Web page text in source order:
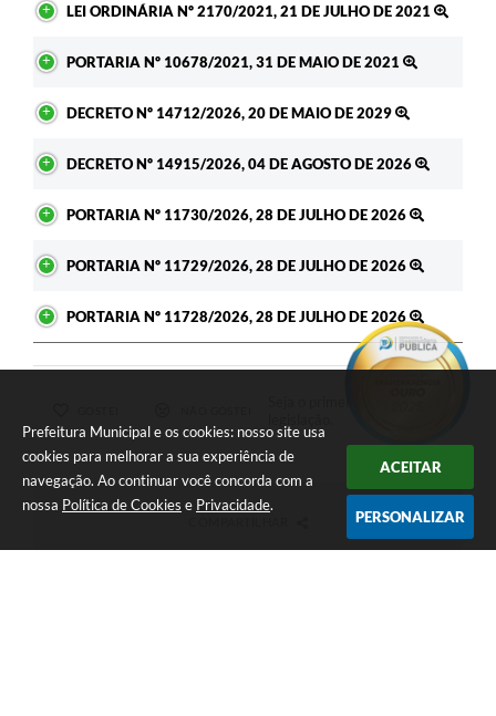
Prefeitura Municipal e os cookies: nosso site usa
cookies para melhorar a sua experiência de
navegação. Ao continuar você concorda com a
nossa Política de Cookies e Privacidade.
ACEITAR
PERSONALIZAR
LEI ORDINÁRIA Nº 2170/2021, 21 DE JULHO DE 2021
PORTARIA Nº 10678/2021, 31 DE MAIO DE 2021
DECRETO Nº 14712/2026, 20 DE MAIO DE 2029
DECRETO Nº 14915/2026, 04 DE AGOSTO DE 2026
PORTARIA Nº 11730/2026, 28 DE JULHO DE 2026
PORTARIA Nº 11729/2026, 28 DE JULHO DE 2026
PORTARIA Nº 11728/2026, 28 DE JULHO DE 2026